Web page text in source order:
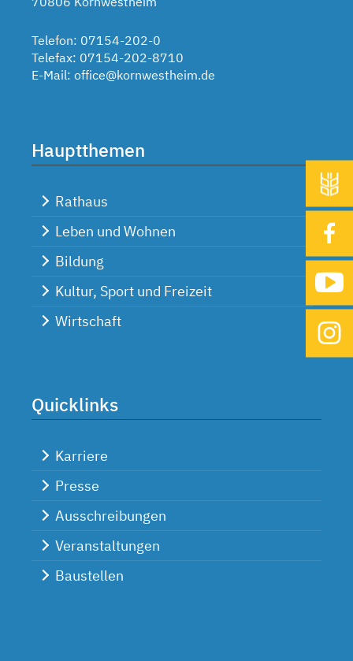
Telefon: 07154-202-0
Telefax: 07154-202-8710
E-Mail: office@kornwestheim.de
Hauptthemen
Rathaus
Leben und Wohnen
Bildung
Kultur, Sport und Freizeit
Wirtschaft
Quicklinks
Karriere
Presse
Ausschreibungen
Veranstaltungen
Baustellen